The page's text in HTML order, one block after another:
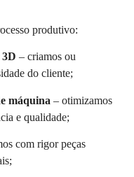
produtivo:
3D – criamos ou
do cliente;
máquina – otimizamos
e qualidade;
com rigor peças